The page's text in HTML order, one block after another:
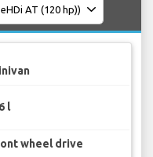
l
wheel drive